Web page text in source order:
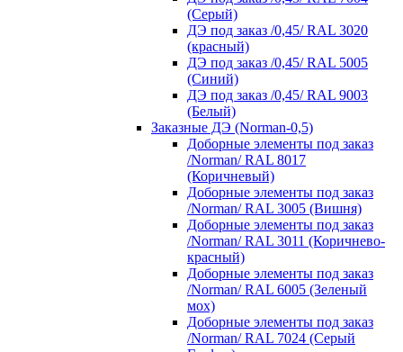
(Серый)
ДЭ под заказ /0,45/ RAL 3020
(красный)
ДЭ под заказ /0,45/ RAL 5005
(Синий)
ДЭ под заказ /0,45/ RAL 9003
(Белый)
Заказные ДЭ (Norman-0,5)
Доборные элементы под заказ
/Norman/ RAL 8017
(Коричневый)
Доборные элементы под заказ
/Norman/ RAL 3005 (Вишня)
Доборные элементы под заказ
/Norman/ RAL 3011 (Коричнево-
красный)
Доборные элементы под заказ
/Norman/ RAL 6005 (Зеленый
мох)
Доборные элементы под заказ
/Norman/ RAL 7024 (Серый